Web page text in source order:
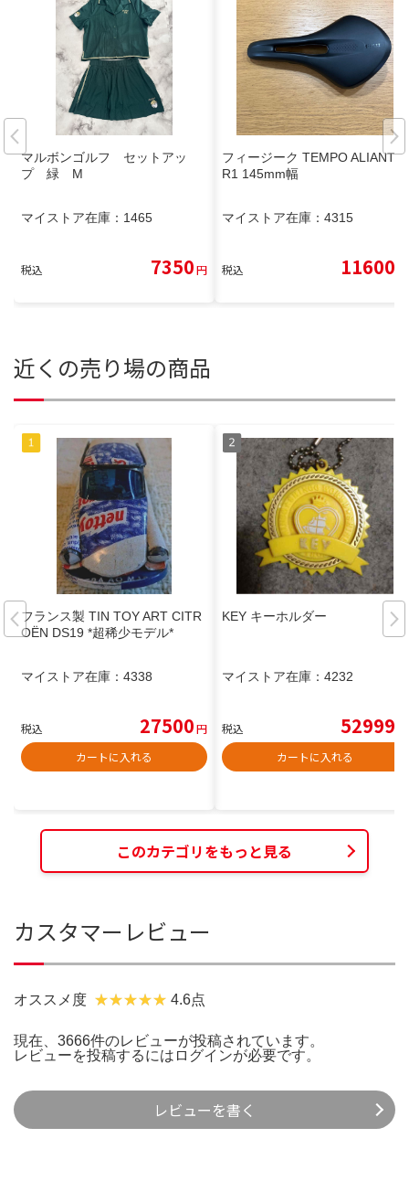
マルボンゴルフ セットアッ
プ 緑 M
マイストア在庫： 1465
税込 7350円
フィージーク TEMPO ALIANTE
R1 145mm幅
マイストア在庫： 4315
税込 11600
近くの売り場の商品
フランス製 TIN TOY ART CITR
OËN DS19 *超稀少モデル*
マイストア在庫： 4338
税込 27500円
カートに入れる
KEY キーホルダー
マイストア在庫： 4232
税込 52999
カートに入れる
このカテゴリをもっと見る
カスタマーレビュー
オススメ度 4.6点
現在、3666件のレビューが投稿されています。
レビューを投稿するには ログインが必要です。
レビューを書く